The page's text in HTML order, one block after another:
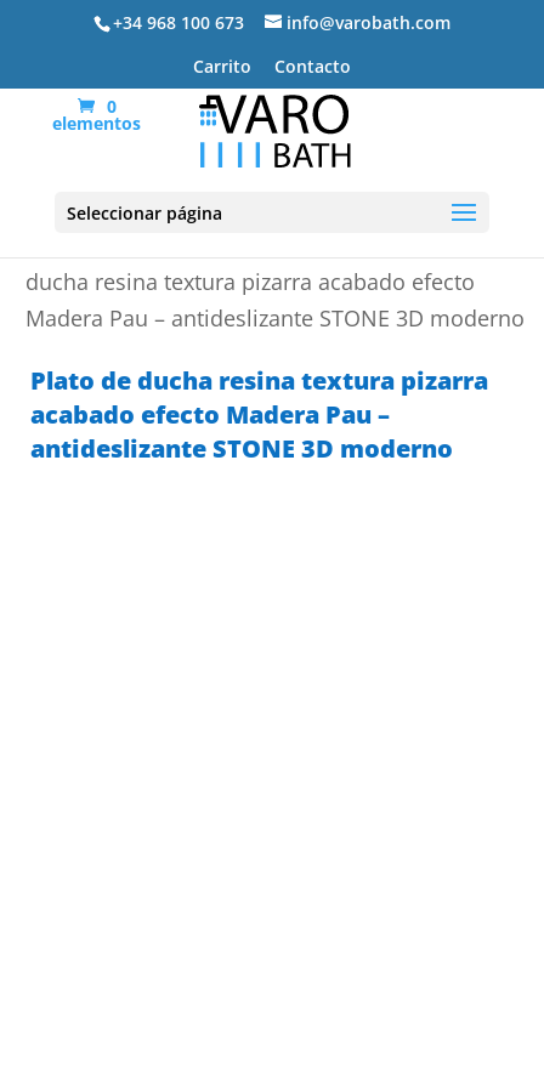
+34 968 100 673
info@varobath.com
Carrito
Contacto
0
elementos
Seleccionar página
ducha resina textura pizarra acabado efecto
Madera Pau – antideslizante STONE 3D moderno
Plato de ducha resina textura pizarra
acabado efecto Madera Pau –
antideslizante STONE 3D moderno